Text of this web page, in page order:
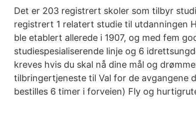
Det er 203 registrert skoler som tilbyr
registrert 1 relatert studie til utdanningen
ble etablert allerede i 1907, og med fem
studiespesialiserende linje og 6
kreves hvis du skal nå dine mål og
tilbringertjeneste til Val for de avgangene
bestilles 6 timer i forveien) Fly og